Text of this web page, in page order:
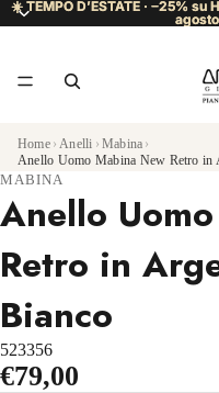
☀️ TEMPO D’ESTATE · −25% su
agosto
☀️ TEMPO D’ESTATE · −25% su
agosto
Home › Anelli › Mabina ›
Anello Uomo Mabina New Retro in
MABINA
Anello
Retro in
Bianco
523356
€79,00